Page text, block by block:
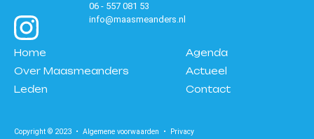
06 - 557 081 53
info@maasmeanders.nl
Home
Over Maasmeanders
Leden
Agenda
Actueel
Contact
Copyright © 2023 • Algemene voorwaarden • Privacy